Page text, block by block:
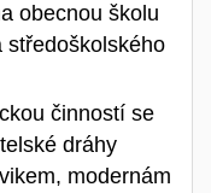
obecnou školu
středoškolského
činností se
dráhy
modernám